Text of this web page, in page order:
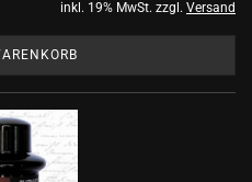
inkl. 19% MwSt. zzgl. Versand